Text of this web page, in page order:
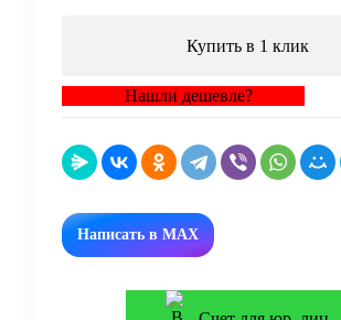
Купить в 1 клик
Нашли дешевле?
Написать в MAX